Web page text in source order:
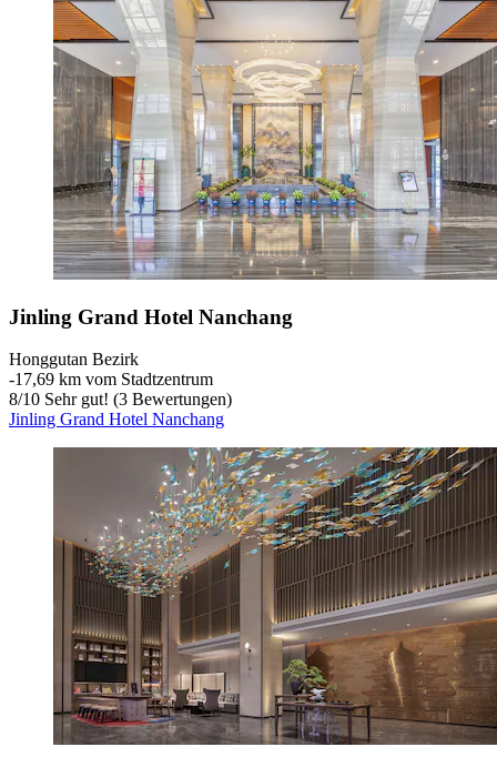
Jinling Grand Hotel Nanchang
Honggutan Bezirk
‐17,69 km vom Stadtzentrum
8/10 Sehr gut! (3 Bewertungen)
Jinling Grand Hotel Nanchang